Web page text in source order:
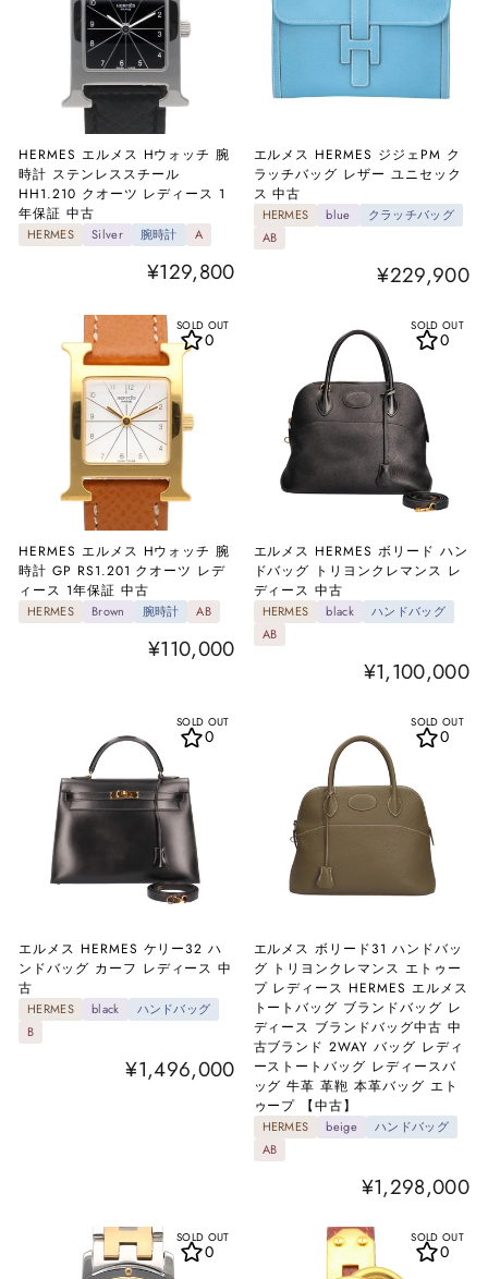
HERMES エルメス Hウォッチ 腕
時計 ステンレススチール
HH1.210 クオーツ レディース 1
年保証 中古
HERMES Silver 腕時計 A
¥129,800
エルメス HERMES ジジェPM ク
ラッチバッグ レザー ユニセック
ス 中古
HERMES blue
クラッチバッグ
AB
¥229,900
SOLD OUT
HERMES エルメス Hウォッチ 腕
時計 GP RS1.201 クオーツ レデ
ィース 1年保証 中古
HERMES Brown 腕時計 AB
¥110,000
0
SOLD OUT
エルメス HERMES ボリード ハン
ドバッグ トリヨンクレマンス レ
ディース 中古
HERMES black
ハンドバッグ
AB
¥1,100,000
0
SOLD OUT
エルメス HERMES ケリー32 ハ
ンドバッグ カーフ レディース 中
古
HERMES black
ハンドバッグ
B
¥1,496,000
0
SOLD OUT
エルメス ボリード31 ハンドバッ
グ トリヨンクレマンス エトゥー
プ レディース HERMES エルメス
トートバッグ ブランドバッグ レ
ディース ブランドバッグ中古 中
古ブランド 2WAY バッグ レディ
ーストートバッグ レディースバ
ッグ 牛革 革鞄 本革バッグ エト
ゥープ 【中古】
HERMES beige
ハンドバッグ
AB
¥1,298,000
0
SOLD OUT
0
SOLD OUT
0